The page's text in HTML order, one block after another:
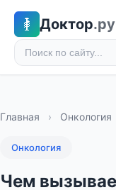
Доктор.ру
Главная › Онкология
Онкология
Чем